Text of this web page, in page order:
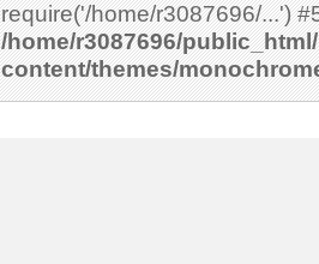
/home/r3087696/
content/themes/